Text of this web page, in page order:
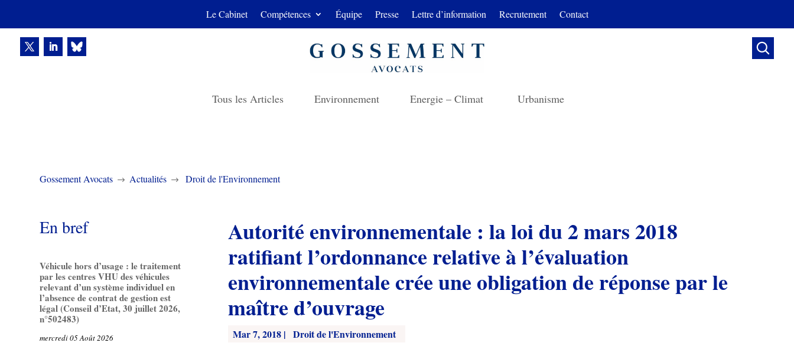
Le Cabinet Compétences Équipe Presse Lettre d’information Recrutement Contact

Tous les Articles Environnement Energie – Climat Urbanisme
Gossement Avocats $ Actualités $ Droit de l'Environnement
En bref
Véhicule hors d’usage : le traitement
par les centres VHU des véhicules
relevant d’un système individuel en
l’absence de contrat de gestion est
légal (Conseil d’Etat, 30 juillet 2026,
n°502483)
mercredi 05 Août 2026
Autorité environnementale : la loi du 2 mars 2018
ratifiant l’ordonnance relative à l’évaluation
environnementale crée une obligation de réponse par le
maître d’ouvrage
Mar 7, 2018 | Droit de l'Environnement